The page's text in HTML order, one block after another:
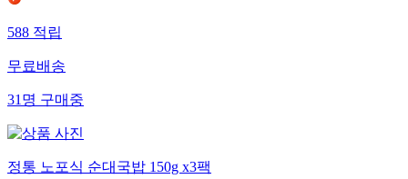
588적립
무료배송
31명구매중
정통 노포식 순대국밥 150g x3팩